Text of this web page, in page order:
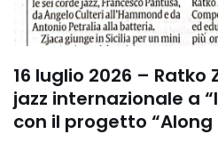
16 luglio 2026 –
jazz internazionale a
con il progetto